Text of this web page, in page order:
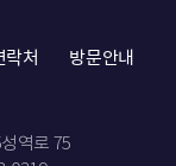
락처
방문안내
역로 75